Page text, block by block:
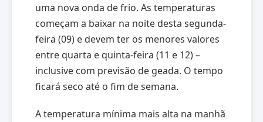
uma nova onda de frio. As temperaturas
começam a baixar na noite desta segunda-
feira (09) e devem ter os menores valores
entre quarta e quinta-feira (11 e 12) –
inclusive com previsão de geada. O tempo
ficará seco até o fim de semana.
A temperatura mínima mais alta na manhã